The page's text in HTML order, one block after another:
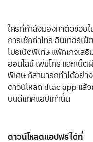
ใครที่กำลังมองหาตัวช่วยใ
การเช็กค่าโทร อินเทอร์เ
โปรเน็ตพิเศษ แพ็กเกจเส
ออนไลน์ เพิ่มโทร แลกเน็ต
พิเศษ ก็สามารถทำได้อย่าง
ดาวน์โหลด dtac app แล้
บนดีแทคแอปเท่านั้น
ดาวน์โหลดแอปฟรีได้ที่